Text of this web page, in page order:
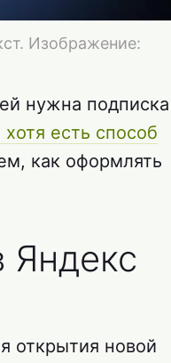
Изображение:
нужна подписка
есть способ
как оформлять
Яндекс
открытия новой